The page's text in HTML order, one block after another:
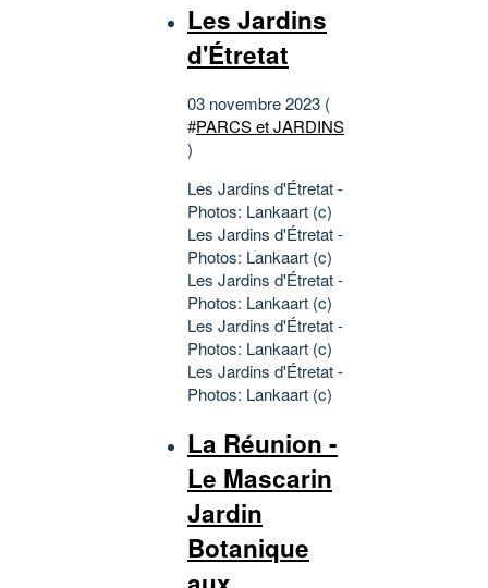
Les Jardins
d'Étretat
03 novembre 2023 (
#PARCS et JARDINS
)
Les Jardins d'Étretat -
Photos: Lankaart (c)
Les Jardins d'Étretat -
Photos: Lankaart (c)
Les Jardins d'Étretat -
Photos: Lankaart (c)
Les Jardins d'Étretat -
Photos: Lankaart (c)
Les Jardins d'Étretat -
Photos: Lankaart (c)
La Réunion -
Le Mascarin
Jardin
Botanique